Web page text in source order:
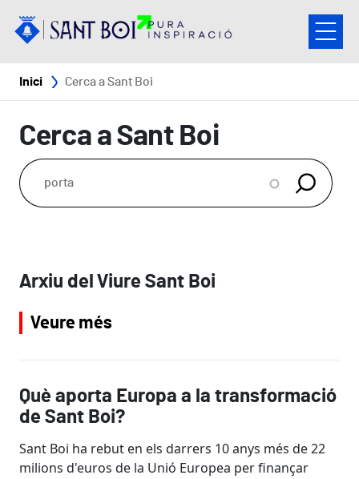
Fil d'ariadna
Inici Cerca a Sant Boi
Cerca a Sant Boi
Arxiu del Viure Sant Boi
Veure més
Què aporta Europa a la transformació
de Sant Boi?
Sant Boi ha rebut en els darrers 10 anys més de 22
milions d'euros de la Unió Europea per finançar